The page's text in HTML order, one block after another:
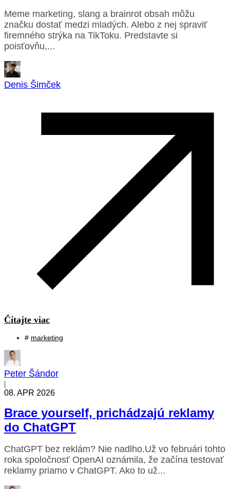
Meme marketing, slang a brainrot obsah môžu
značku dostať medzi mladých. Alebo z nej spraviť
firemného strýka na TikToku. Predstavte si
poisťovňu,...
Denis Šimček
Čítajte viac
# marketing
Peter Šándor
|
08. APR 2026
Brace yourself, prichádzajú reklamy
do ChatGPT
ChatGPT bez reklám? Nie nadlho.Už vo februári tohto
roka spoločnosť OpenAI oznámila, že začína testovať
reklamy priamo v ChatGPT. Ako to už...